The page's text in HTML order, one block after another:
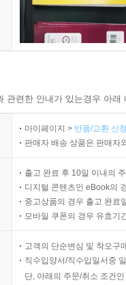
관련한 안내가 있는경우 아
마이페이지 > 반품/교환 신
판매자 배송 상품은 판매자
출고 완료 후 10일 이내의
디지털 콘텐츠인 eBook의
중고상품의 경우 출고 완료
모바일 쿠폰의 경우 유효기
고객의 단순변심 및 착오구
직수입양서/직수입일서중
단, 아래의 주문/취소 조건